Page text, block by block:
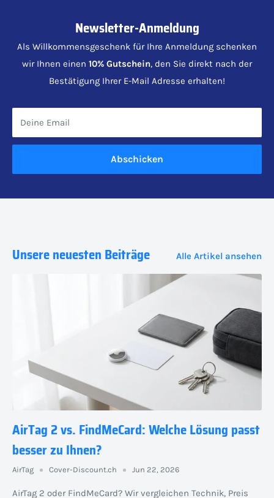
Newsletter-Anmeldung
Als Willkommensgeschenk für Ihre Anmeldung schenken
wir Ihnen einen 10% Gutschein, den Sie direkt nach der
Bestätigung Ihrer E-Mail Adresse erhalten!
Deine Email
Abschicken
Unsere neuesten Beiträge Alle Artikel ansehen
AirTag 2 vs. FindMeCard: Welche Lösung passt
besser zu Ihnen?
AirTag Cover-Discount.ch Jun 22, 2026
AirTag 2 oder FindMeCard? Wir vergleichen Technik, Preis